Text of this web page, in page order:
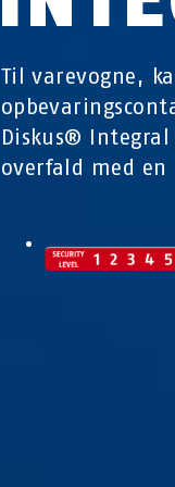
Til varevogne,
Diskus®
overfald med